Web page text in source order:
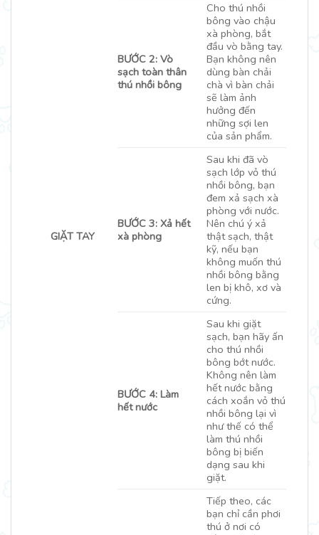
GIẶT TAY
BƯỚC 2: Vò
sạch toàn thân
thú nhồi bông
Cho thú nhồi
bông vào chậu
xà phòng, bắt
đầu vò bằng tay.
Bạn không nên
dùng bàn chải
chà vì bàn chải
sẽ làm ảnh
hưởng đến
những sợi len
của sản phẩm.
BƯỚC 3: Xả hết
xà phòng
Sau khi đã vò
sạch lớp vỏ thú
nhồi bông, bạn
đem xả sạch xà
phòng với nước.
Nên chú ý xả
thật sạch, thật
kỹ, nếu bạn
không muốn thú
nhồi bông bằng
len bị khô, xơ và
cứng.
BƯỚC 4: Làm
hết nước
Sau khi giặt
sạch, bạn hãy ấn
cho thú nhồi
bông bớt nước.
Không nên làm
hết nước bằng
cách xoắn vỏ thú
nhồi bông lại vì
như thế có thể
làm thú nhồi
bông bị biến
dạng sau khi
giặt.
Tiếp theo, các
bạn chỉ cần phơi
thú ở nơi có